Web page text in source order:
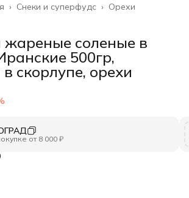
Орехи
Снеки и суперфудс ›
›
соленые в
500гр,
скорлупе, орехи
от 8 000 ₽